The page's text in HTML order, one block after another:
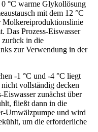
°C warme Glykollösung
mit dem 12 °C
Molkereiproduktionslinie
Das Prozess-Eiswasser
zurück in die
zur Verwendung in der
-1 °C und -4 °C liegt
vollständig decken
zunächst über
fließt dann in die
Umwälzpumpe und wird
um die erforderliche